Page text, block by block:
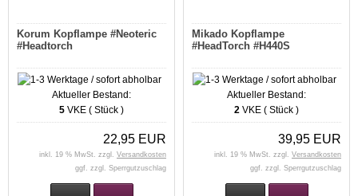
Korum Kopflampe #Neoteric
#Headtorch
Aktueller Bestand:
5 VKE ( Stück )
22,95 EUR
inkl. 19 % MwSt. zzgl. Versandkosten
ggf. zzgl. Sperrgutzuschlag
Mikado Kopflampe
#HeadTorch #H440S
Aktueller Bestand:
2 VKE ( Stück )
39,95 EUR
inkl. 19 % MwSt. zzgl. Versandkosten
ggf. zzgl. Sperrgutzuschlag